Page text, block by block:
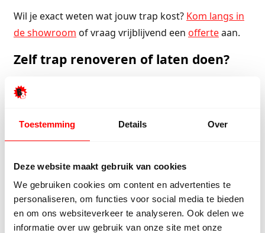
Toestemming Details Over
Deze website maakt gebruik van cookies
We gebruiken cookies om content en advertenties te
personaliseren, om functies voor social media te bieden
en om ons websiteverkeer te analyseren. Ook delen we
informatie over uw gebruik van onze site met onze
Wil je exact weten wat jouw trap kost? Kom langs in
de showroom of vraag vrijblijvend een offerteaan.
Zelf trap renoveren of laten doen?
Je kunt ervoor kiezen om de trap zelf te bekleden
met een compleet doe-het-zelfpakket. Alles wat je
de traprenovatie laten doen door een vakman van
Voordeel van zelf doen:
zelf het tempo.
Voordeel van laten doen:Snel en professioneel
resultaat.